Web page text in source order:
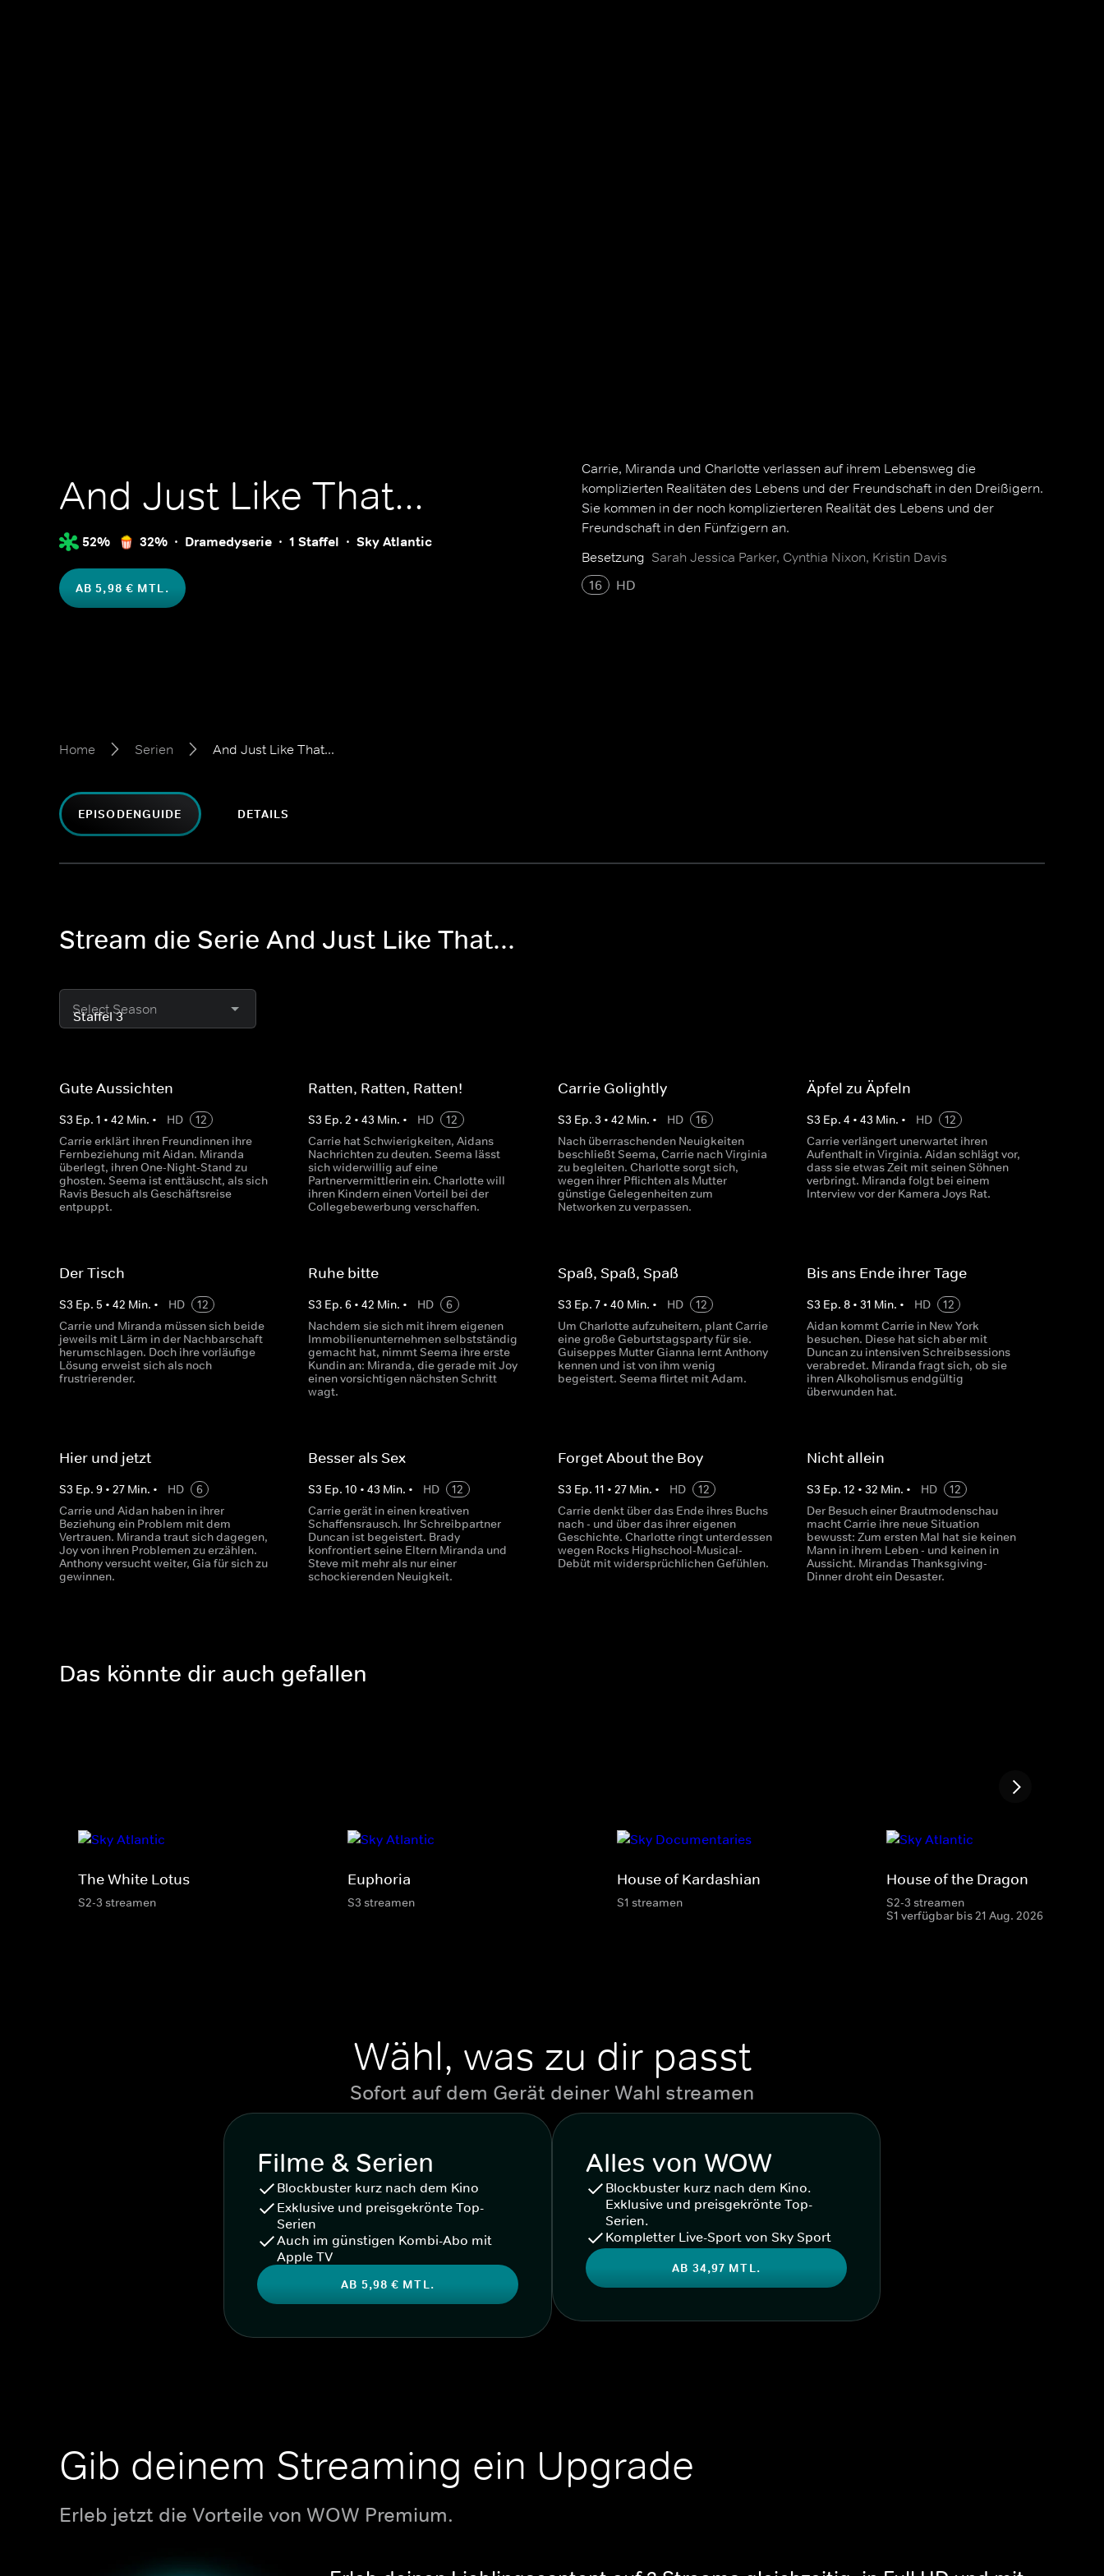
And Just Like That...
52% 32% Dramedyserie 1 Staffel Sky Atlantic
AB 5,98 € MTL.
Carrie, Miranda und Charlotte verlassen auf ihrem Lebensweg die
komplizierten Realitäten des Lebens und der Freundschaft in den Dreißigern.
Sie kommen in der noch komplizierteren Realität des Lebens und der
Freundschaft in den Fünfzigern an.
Besetzung Sarah Jessica Parker, Cynthia Nixon, Kristin Davis
16
HD
Home Serien And Just Like That...
EPISODENGUIDE DETAILS
Stream die Serie And Just Like That...
Select Season
Gute Aussichten
S3 Ep. 1 • 42 Min. • HD
12
Carrie erklärt ihren Freundinnen ihre
Fernbeziehung mit Aidan. Miranda
überlegt, ihren One-Night-Stand zu
ghosten. Seema ist enttäuscht, als sich
Ravis Besuch als Geschäftsreise
entpuppt.
Ratten, Ratten, Ratten!
S3 Ep.2 •43 Min. • HD
12
Carrie hat Schwierigkeiten, Aidans
Nachrichten zu deuten. Seema lässt
sich widerwillig auf eine
Partnervermittlerin ein. Charlotte will
ihren Kindern einen Vorteil bei der
Collegebewerbung verschaffen.
Carrie Golightly
S3 Ep. 3 • 42 Min. • HD
16
Nach überraschenden Neuigkeiten
beschließt Seema, Carrie nach Virginia
zu begleiten. Charlotte sorgt sich,
wegen ihrer Pflichten als Mutter
günstige Gelegenheiten zum
Networken zu verpassen.
Äpfel zu Äpfeln
S3 Ep. 4 • 43 Min. • HD
12
Carrie verlängert unerwartet ihren
Aufenthalt in Virginia. Aidan schlägt vor,
dass sie etwas Zeit mit seinen Söhnen
verbringt. Miranda folgt bei einem
Interview vor der Kamera Joys Rat.
Der Tisch
S3 Ep. 5 • 42 Min. • HD
12
Carrie und Miranda müssen sich beide
jeweils mit Lärm in der Nachbarschaft
herumschlagen. Doch ihre vorläufige
Lösung erweist sich als noch
frustrierender.
Ruhe bitte
S3 Ep.6 •42 Min. • HD
6
Nachdem sie sich mit ihrem eigenen
Immobilienunternehmen selbstständig
gemacht hat, nimmt Seema ihre erste
Kundin an: Miranda, die gerade mit Joy
einen vorsichtigen nächsten Schritt
wagt.
Spaß, Spaß, Spaß
S3 Ep. 7• 40 Min. • HD
12
Um Charlotte aufzuheitern, plant Carrie
eine große Geburtstagsparty für sie.
Guiseppes Mutter Gianna lernt Anthony
kennen und ist von ihm wenig
begeistert. Seema flirtet mit Adam.
Bis ans Ende ihrer Tage
S3 Ep. 8• 31 Min. • HD
12
Aidan kommt Carrie in New York
besuchen. Diese hat sich aber mit
Duncan zu intensiven Schreibsessions
verabredet. Miranda fragt sich, ob sie
ihren Alkoholismus endgültig
überwunden hat.
Hier und jetzt
S3 Ep. 9 • 27 Min. • HD
6
Carrie und Aidan haben in ihrer
Beziehung ein Problem mit dem
Vertrauen. Miranda traut sich dagegen,
Joy von ihren Problemen zu erzählen.
Anthony versucht weiter, Gia für sich zu
gewinnen.
Besser als Sex
S3 Ep.10 •43 Min. • HD
12
Carrie gerät in einen kreativen
Schaffensrausch. Ihr Schreibpartner
Duncan ist begeistert. Brady
konfrontiert seine Eltern Miranda und
Steve mit mehr als nur einer
schockierenden Neuigkeit.
Forget About the Boy
S3 Ep. 11 • 27Min. • HD
12
Carrie denkt über das Ende ihres Buchs
nach - und über das ihrer eigenen
Geschichte. Charlotte ringt unterdessen
wegen Rocks Highschool-Musical-
Debüt mit widersprüchlichen Gefühlen.
Nicht allein
S3 Ep. 12 • 32 Min. • HD
12
Der Besuch einer Brautmodenschau
macht Carrie ihre neue Situation
bewusst: Zum ersten Mal hat sie keinen
Mann in ihrem Leben - und keinen in
Aussicht. Mirandas Thanksgiving-
Dinner droht ein Desaster.
Das könnte dir auch gefallen
The White Lotus
S2-3 streamen
Euphoria
S3 streamen
House of Kardashian
S1 streamen
House of the Dragon
S2-3 streamen
S1 verfügbar bis 21 Aug. 2026
Wähl, was zu dir passt
Sofort auf dem Gerät deiner Wahl streamen
Filme & Serien
Blockbuster kurz nach dem Kino
Exklusive und preisgekrönte Top-
Serien
Auch im günstigen Kombi-Abo mit
Apple TV
AB 5,98 € MTL.
Alles von WOW
Blockbuster kurz nach dem Kino.
Exklusive und preisgekrönte Top-
Serien.
Kompletter Live-Sport von Sky Sport
AB 34,97 MTL.
Gib deinem Streaming ein Upgrade
Erleb jetzt die Vorteile von WOW Premium.